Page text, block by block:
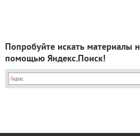
Попробуйте искать материалы
помощью Яндекс.Поиск!